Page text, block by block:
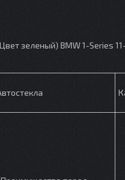
зеленый) BMW 1-Series